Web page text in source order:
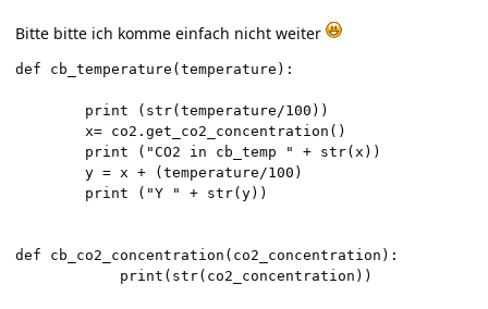
Bitte bitte ich komme einfach nicht weiter
def cb_temperature(temperature):
print (str(temperature/100))
x= co2.get_co2_concentration()
print ("CO2 in cb_temp " + str(x))
y = x + (temperature/100)
print ("Y " + str(y))
def cb_co2_concentration(co2_concentration):
print(str(co2_concentration))